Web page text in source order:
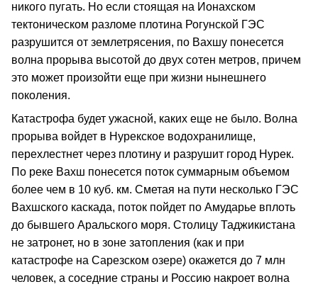
никого пугать. Но если стоящая на Ионахском
тектоническом разломе плотина Рогунской ГЭС
разрушится от землетрясения, по Вахшу понесется
волна прорыва высотой до двух сотен метров, причем
это может произойти еще при жизни нынешнего
поколения.
Катастрофа будет ужасной, каких еще не было. Волна
прорыва войдет в Нурекское водохранилище,
перехлестнет через плотину и разрушит город Нурек.
По реке Вахш понесется поток суммарным объемом
более чем в 10 куб. км. Сметая на пути несколько ГЭС
Вахшского каскада, поток пойдет по Амударье вплоть
до бывшего Аральского моря. Столицу Таджикистана
не затронет, но в зоне затопления (как и при
катастрофе на Сарезском озере) окажется до 7 млн
человек, а соседние страны и Россию накроет волна